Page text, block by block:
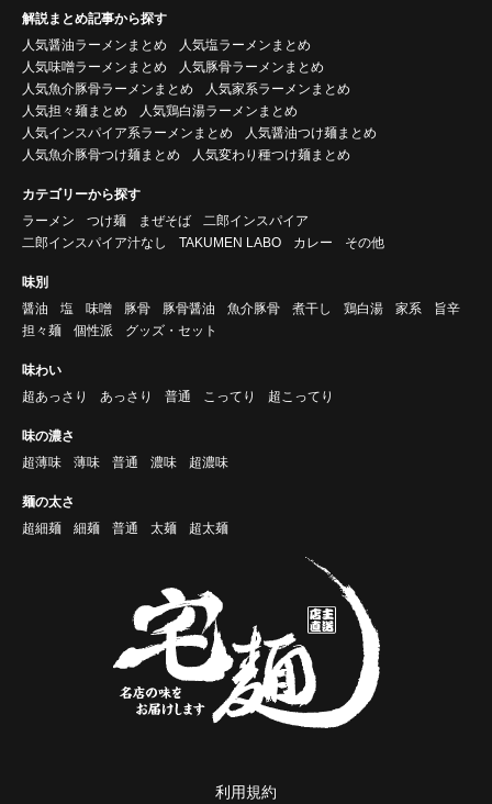
解説まとめ記事から探す
人気醤油ラーメンまとめ
人気塩ラーメンまとめ
人気味噌ラーメンまとめ
人気豚骨ラーメンまとめ
人気魚介豚骨ラーメンまとめ
人気家系ラーメンまとめ
人気担々麺まとめ
人気鶏白湯ラーメンまとめ
人気インスパイア系ラーメンまとめ
人気醤油つけ麺まとめ
人気魚介豚骨つけ麺まとめ
人気変わり種つけ麺まとめ
カテゴリーから探す
ラーメン
つけ麺 まぜそば
二郎インスパイア
二郎インスパイア汁なし
TAKUMEN LABO カレー その他
味別
醤油
塩 味噌 豚骨 豚骨醤油 魚介豚骨 煮干し 鶏白湯 家系
旨辛
担々麺
個性派 グッズ・セット
味わい
超あっさり
あっさり 普通 こってり 超こってり
味の濃さ
超薄味
薄味 普通 濃味 超濃味
麺の太さ
超細麺
細麺 普通 太麺 超太麺
利用規約